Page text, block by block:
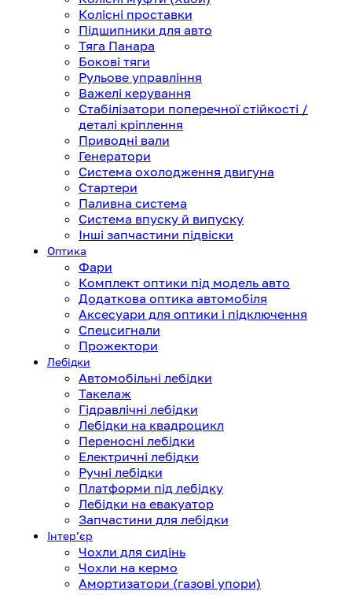
Колісні проставки
Підшипники для авто
Тяга Панара
Бокові тяги
Рульове управління
Важелі керування
Стабілізатори поперечної стійкості /
деталі кріплення
Приводні вали
Генератори
Система охолодження двигуна
Стартери
Паливна система
Система впуску й випуску
Інші запчастини підвіски
Оптика
Фари
Комплект оптики під модель авто
Додаткова оптика автомобіля
Аксесуари для оптики і підключення
Спецсигнали
Прожектори
Лебідки
Автомобільні лебідки
Такелаж
Гідравлічні лебідки
Лебідки на квадроцикл
Переносні лебідки
Електричні лебідки
Ручні лебідки
Платформи під лебідку
Лебідки на евакуатор
Запчастини для лебідки
Інтерʼєр
Чохли для сидінь
Чохли на кермо
Амортизатори (газові упори)